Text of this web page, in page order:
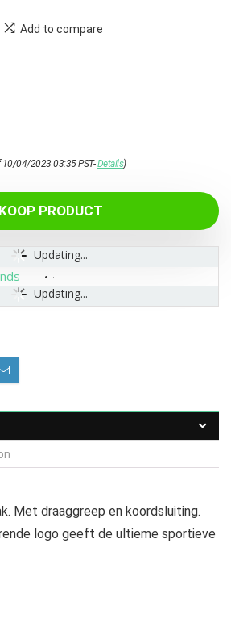
Add to compare
10/04/2023 03:35 PST-Details)
KOOP PRODUCT
Updating...
Updating...
-
Met draaggreep en koordsluiting.
logo geeft de ultieme sportieve